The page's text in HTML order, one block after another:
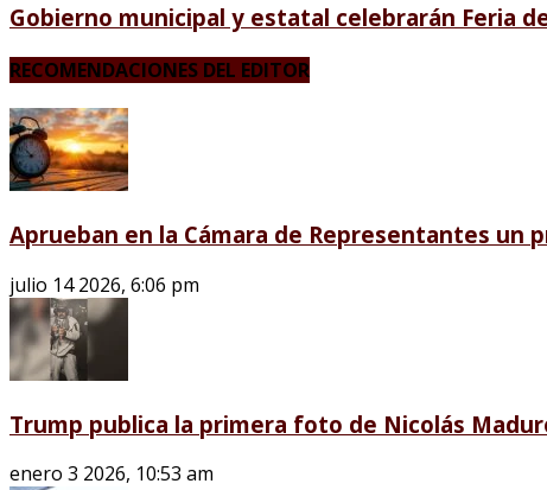
Gobierno municipal y estatal celebrarán Feria
RECOMENDACIONES DEL EDITOR
Aprueban en la Cámara de Representantes un
julio 14 2026, 6:06 pm
Trump publica la primera foto de Nicolás
enero 3 2026, 10:53 am